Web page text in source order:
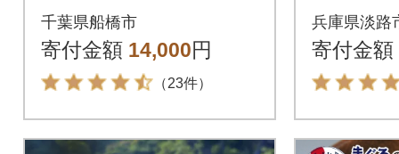
ヒー 100袋 ドリップ
バックコーヒー
千葉県船橋市
寄付金額 14,000円
（23件）
ー 淡路
ット 4
み比べ
兵庫県淡路
寄付金額